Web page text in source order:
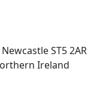
ST5 2AR
Ireland